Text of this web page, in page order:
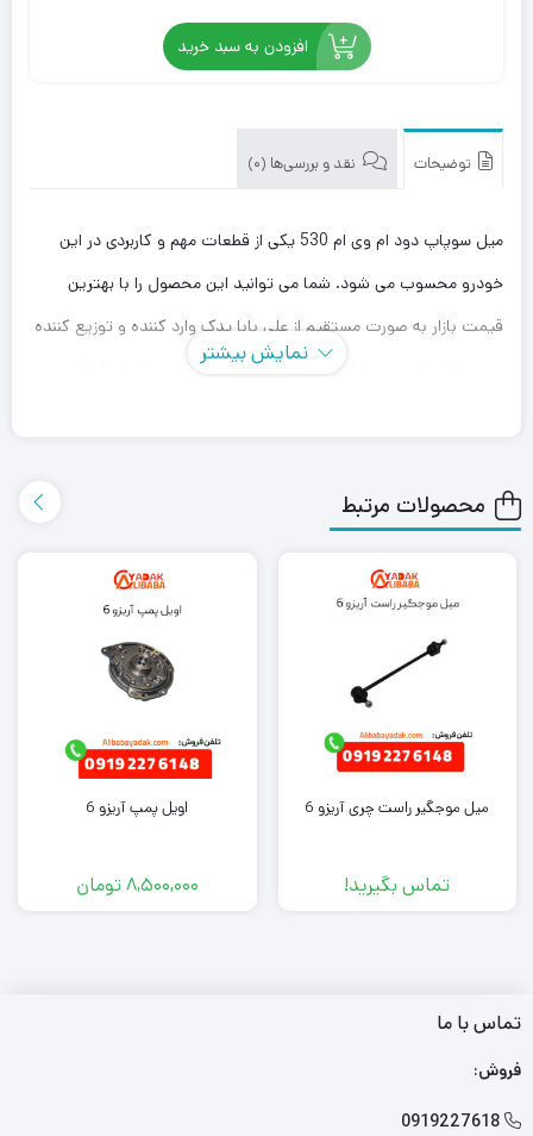
افزودن به سبد خرید
توضیحات نقد و بررسی‌ها (0)
میل سوپاپ دود ام وی ام 530 یکی از قطعات مهم و کاربردی در این
خودرو محسوب می شود. شما می توانید این محصول را با بهترین
قیمت بازار به صورت مستقیم از علی بابا یدک وارد کننده و توزیع کننده
، با بهترین قیمت خریداری کنید. توجه داشته
همچنین می توانید علاوه بر خرید میل سوپاپ دود ام وی ام 530، سایر
محصول با کارشناسان فروش ما تماس بگیرید.
نمایش بیشتر
محصولات مرتبط
میل موجگیر راست چری آریزو 6
تماس بگیرید!
اویل پمپ آریزو 6
8,500,000تومان
تماس با ما
فروش:

0919227618